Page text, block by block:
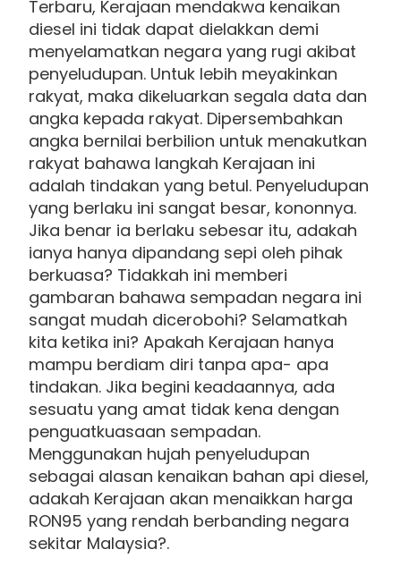
Terbaru, Kerajaan mendakwa kenaikan
diesel ini tidak dapat dielakkan demi
menyelamatkan negara yang rugi akibat
penyeludupan. Untuk lebih meyakinkan
rakyat, maka dikeluarkan segala data dan
angka kepada rakyat. Dipersembahkan
angka bernilai berbilion untuk menakutkan
rakyat bahawa langkah Kerajaan ini
adalah tindakan yang betul. Penyeludupan
yang berlaku ini sangat besar, kononnya.
Jika benar ia berlaku sebesar itu, adakah
ianya hanya dipandang sepi oleh pihak
berkuasa? Tidakkah ini memberi
gambaran bahawa sempadan negara ini
sangat mudah dicerobohi? Selamatkah
kita ketika ini? Apakah Kerajaan hanya
mampu berdiam diri tanpa apa- apa
tindakan. Jika begini keadaannya, ada
sesuatu yang amat tidak kena dengan
penguatkuasaan sempadan.
Menggunakan hujah penyeludupan
sebagai alasan kenaikan bahan api diesel,
adakah Kerajaan akan menaikkan harga
RON95 yang rendah berbanding negara
sekitar Malaysia?.